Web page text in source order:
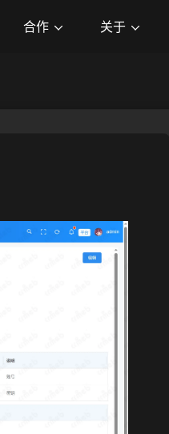
合作 关于